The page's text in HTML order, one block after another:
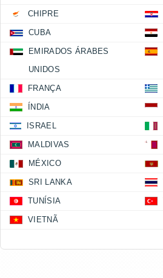
CHIPRE
CUBA
EMIRADOS ÁRABES
UNIDOS
FRANÇA
ÍNDIA
ISRAEL
MALDIVAS
MÉXICO
SRI LANKA
TUNÍSIA
VIETNÃ